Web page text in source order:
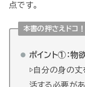
点です。
本書の押さえドコ！
ポイント①：物
▷自分の身の丈
活する必要が